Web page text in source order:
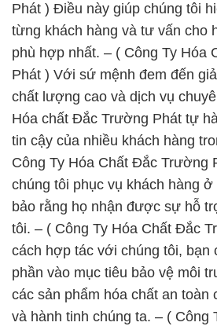
Phát ) Điều này giúp chúng tôi
từng khách hàng và tư vấn cho
phù hợp nhất. – ( Công Ty Hóa
Phát ) Với sứ mệnh đem đến
chất lượng cao và dịch vụ
Hóa chất Đắc Trường Phát tự
tin cậy của nhiều khách hàng
Công Ty Hóa Chất Đắc Trường
chúng tôi phục vụ khách hàng
bảo rằng họ nhận được sự hỗ
tôi. – ( Công Ty Hóa Chất Đắc
cách hợp tác với chúng tôi, bạn
phần vào mục tiêu bảo vệ môi
các sản phẩm hóa chất an toàn
và hành tinh chúng ta. – ( Công